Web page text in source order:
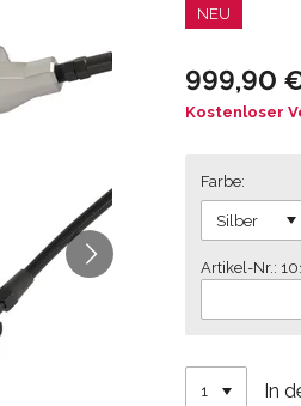
NEU
999,90
Kostenloser
Farbe:
Artikel-Nr.:
In